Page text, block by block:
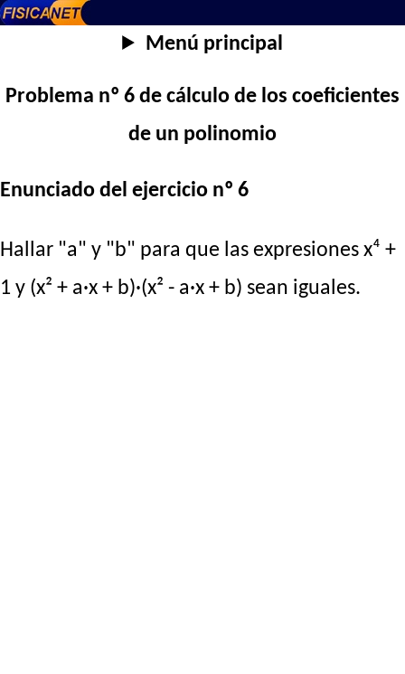
Menú principal
Problema nº 6 de cálculo de los coeficientes
de un polinomio
Enunciado del ejercicio nº 6
Hallar "a" y "b" para que las expresiones x⁴ +
1 y (x² + a·x + b)·(x² - a·x + b) sean iguales.